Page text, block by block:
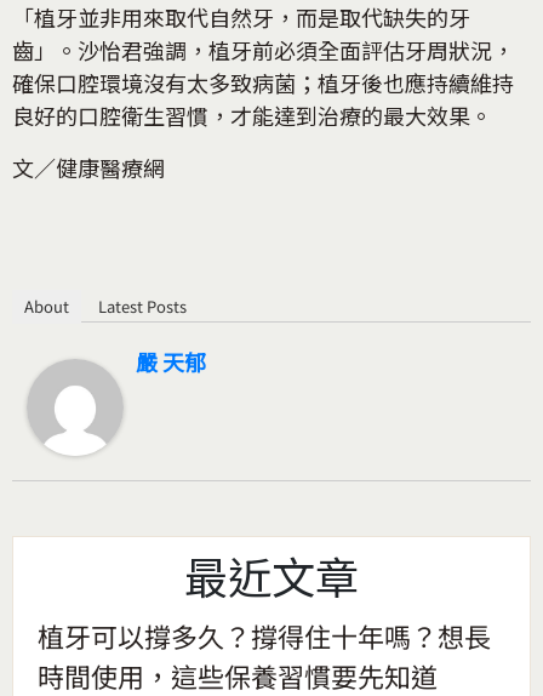
「植牙並非用來取代自然牙，而是取代缺失的牙
齒」。沙怡君強調，植牙前必須全面評估牙周狀況，
確保口腔環境沒有太多致病菌；植牙後也應持續維持
良好的口腔衛生習慣，才能達到治療的最大效果。
文／健康醫療網
About Latest Posts
嚴 天郁
最近文章
植牙可以撐多久？撐得住十年嗎？想長
時間使用，這些保養習慣要先知道